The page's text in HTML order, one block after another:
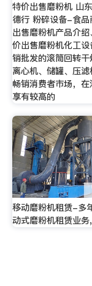
特价出售磨粉机 山
德行 粉碎设备-食品
出售磨粉机产品介
价出售磨粉机化工
销批发的滚筒回转
离心机、储罐、压
畅销消费者市场，
享有较高的
移动磨粉机租赁-多
动式磨粉机租赁业务,